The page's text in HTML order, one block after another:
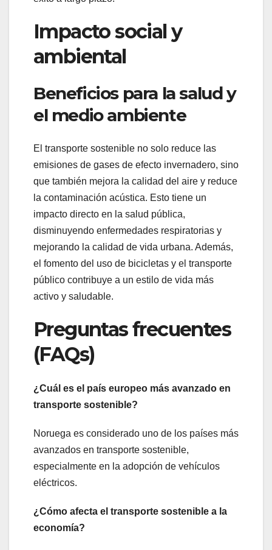
Impacto social y
ambiental
Beneficios para la salud y
el medio ambiente
El transporte sostenible no solo reduce las
emisiones de gases de efecto invernadero, sino
que también mejora la calidad del aire y reduce
la contaminación acústica. Esto tiene un
impacto directo en la salud pública,
disminuyendo enfermedades respiratorias y
mejorando la calidad de vida urbana. Además,
el fomento del uso de bicicletas y el transporte
público contribuye a un estilo de vida más
activo y saludable.
Preguntas frecuentes
(FAQs)
¿Cuál es el país europeo más avanzado en
transporte sostenible?
Noruega es considerado uno de los países más
avanzados en transporte sostenible,
especialmente en la adopción de vehículos
eléctricos.
¿Cómo afecta el transporte sostenible a la
economía?